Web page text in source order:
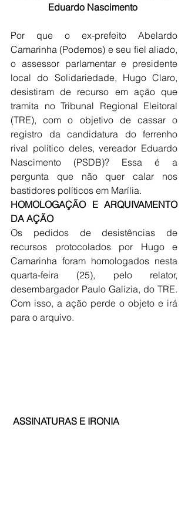
Eduardo Nascimento
Por que o ex-prefeito Abelardo
Camarinha (Podemos) e seu fiel aliado,
o assessor parlamentar e presidente
local do Solidariedade, Hugo Claro,
desistiram de recurso em ação que
tramita no Tribunal Regional Eleitoral
(TRE), com o objetivo de cassar o
registro da candidatura do ferrenho
rival político deles, vereador Eduardo
Nascimento (PSDB)? Essa é a
pergunta que não quer calar nos
bastidores políticos em Marília.
HOMOLOGAÇÃO E ARQUIVAMENTO
DA AÇÃO
Os pedidos de desistências de
recursos protocolados por Hugo e
Camarinha foram homologados nesta
quarta-feira (25), pelo relator,
desembargador Paulo Galízia, do TRE.
Com isso, a ação perde o objeto e irá
para o arquivo.
ASSINATURAS E IRONIA